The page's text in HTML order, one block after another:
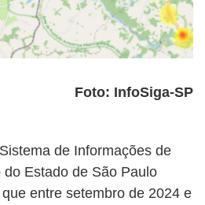
Foto: InfoSiga-SP
de Informações de
Estado de São Paulo
entre setembro de 2024 e